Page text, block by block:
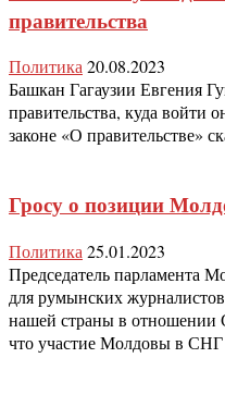
правительства
Политика20.08.2023
Башкан Гагаузии Евгения
правительства, куда войти
законе «О правительстве»
Гросу о позиции
Политика 25.01.2023
Председатель парламента
для румынских
нашей страны в отношении
что участие Молдовы в СНГ